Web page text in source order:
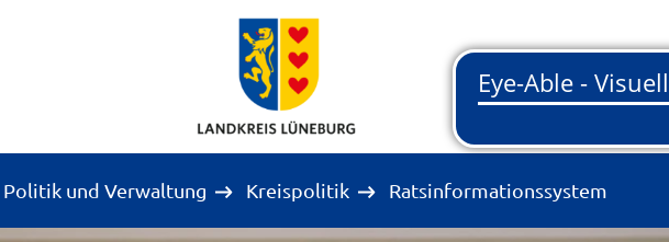
Politik und Verwaltung Kreispolitik Ratsinformationssystem